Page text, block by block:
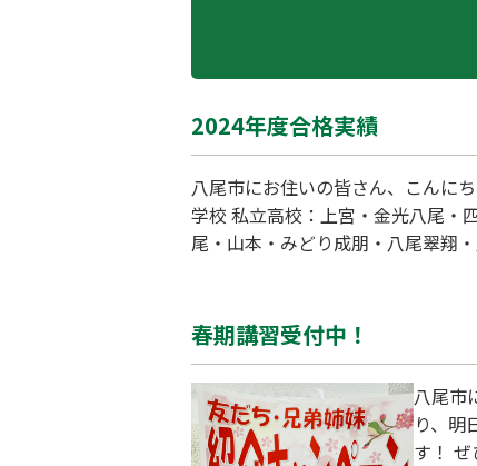
2024年度合格実績
八尾市にお住いの皆さん、こんに
学校 私立高校：上宮・金光八尾・
尾・山本・みどり成朋・八尾翠翔
春期講習受付中！
八尾市
り、明
す！